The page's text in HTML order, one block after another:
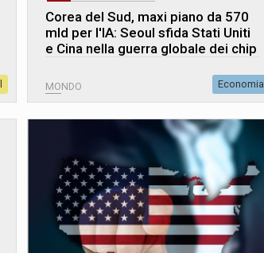
Corea del Sud, maxi piano da 570
mld per l'IA: Seoul sfida Stati Uniti
e Cina nella guerra globale dei chip
MONDO Economia